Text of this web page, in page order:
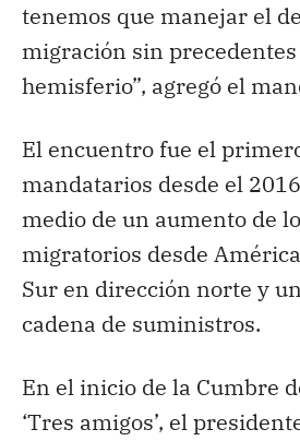
tenemos que manejar el
migración sin
hemisferio”, agregó el
El encuentro fue el
mandatarios desde el
medio de un aumento de
migratorios desde
Sur en dirección norte y
cadena de suministros.
En el inicio de la Cumbre
‘Tres amigos’, el